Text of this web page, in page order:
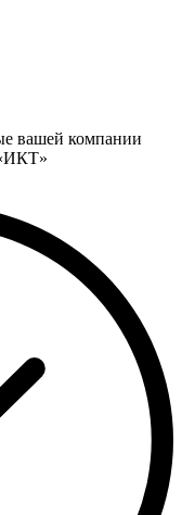
вашей компании